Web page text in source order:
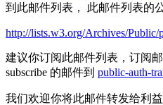
到此邮件列表， 此邮件列表的
http://lists.w3.org/Archives/Public/
建议你订阅此邮件列表，订阅
subscribe 的邮件到 public-auth-
我们欢迎你将此邮件转发给利